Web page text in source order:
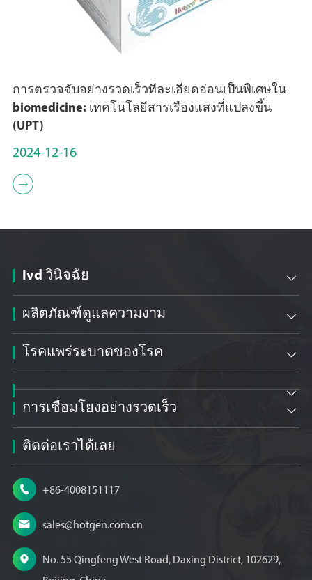
การตรวจจับอย่างรวดเร็วที่ละเอียดอ่อนเป็นพิเศษใน
biomedicine: เทคโนโลยีสารเรืองแสงที่แปลงขึ้น
(UPT)
2024-12-16

Ivd วินิจฉัย 
ผลิตภัณฑ์ดูแลความงาม 
โรคแพร่ระบาดของโรค 

การเชื่อมโยงอย่างรวดเร็ว 
ติดต่อเราได้เลย
 +86-4008151117
 sales@hotgen.com.cn

No. 55 Qingfeng West Road, Daxing District, 102629,